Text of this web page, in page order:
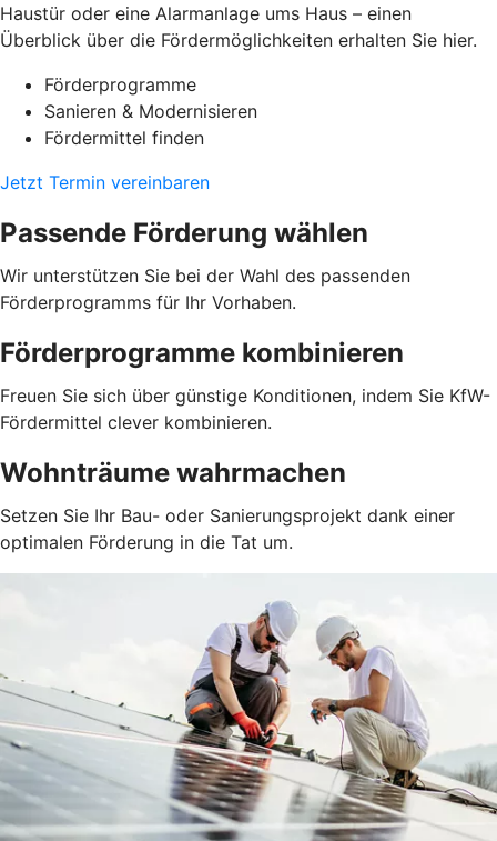
Haustür oder eine Alarmanlage ums Haus – einen
Überblick über die Fördermöglichkeiten erhalten Sie hier.
Förderprogramme
Sanieren & Modernisieren
Fördermittel finden
Jetzt Termin vereinbaren
Passende Förderung wählen
Wir unterstützen Sie bei der Wahl des passenden
Förderprogramms für Ihr Vorhaben.
Förderprogramme kombinieren
Freuen Sie sich über günstige Konditionen, indem Sie KfW-
Fördermittel clever kombinieren.
Wohnträume wahrmachen
Setzen Sie Ihr Bau- oder Sanierungsprojekt dank einer
optimalen Förderung in die Tat um.